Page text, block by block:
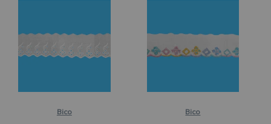
Bico Bico